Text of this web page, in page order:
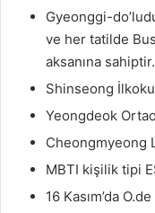
Gyeonggi-
ve her tatilde
aksanına sahiptir.
Shinseong
Yeongdeok
Cheongmyeong
MBTI kişilik tipi
16 Kasım’da